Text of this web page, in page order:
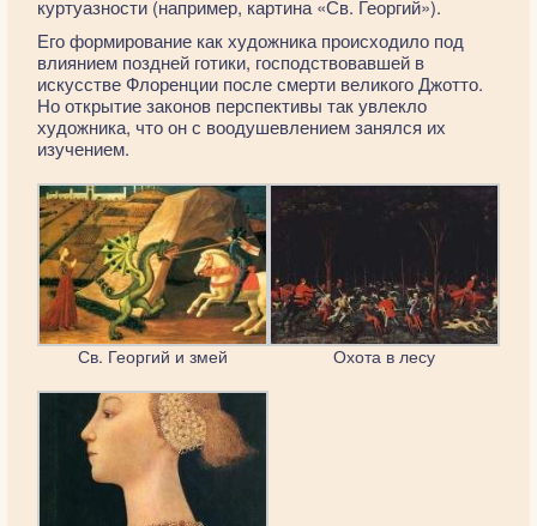
куртуазности (например, картина «Св. Георгий»).
Его формирование как художника происходило под
влиянием поздней готики, господствовавшей в
искусстве Флоренции после смерти великого Джотто.
Но открытие законов перспективы так увлекло
художника, что он с воодушевлением занялся их
изучением.
Св. Георгий и змей Охота в лесу